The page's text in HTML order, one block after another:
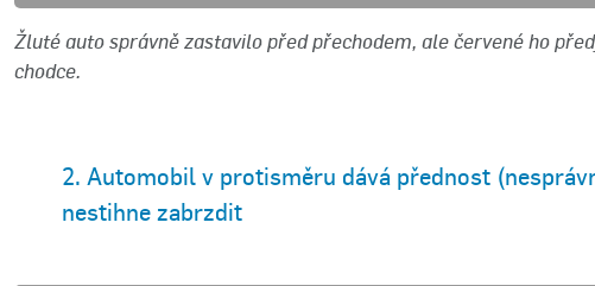
Žluté auto správně zastavilo před přechodem, ale červené ho
chodce.
2. Automobil v protisměru dává přednost
nestihne zabrzdit